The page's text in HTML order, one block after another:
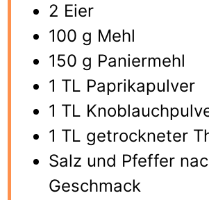
2 Eier
100 g Mehl
150 g Paniermehl
1 TL Paprikapulver
1 TL
1 TL getrockneter
Salz und Pfeffer
Geschmack